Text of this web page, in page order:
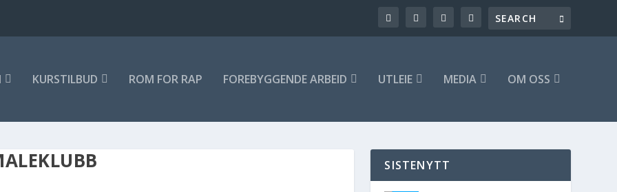
KURSTILBUD ROM FOR RAP FOREBYGGENDE ARBEID UTLEIE MEDIA OM OSS
SISTENYTT